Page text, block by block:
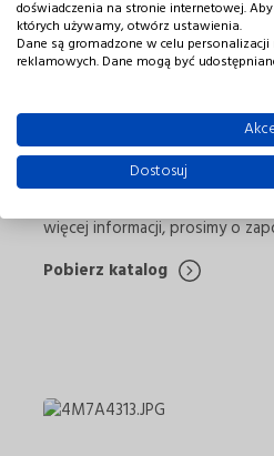
2023 rok będzie dla nas
Nasze nowe spojrzenie na
monterów i klientów
segmentów oświetlenia
parametrów oświetlenia.
Zapewniamy też wszystkich
więcej informacji, prosimy o
Pobierz katalog
doświadczenia na stronie internetowej.
których używamy, otwórz ustawienia.
Dane są gromadzone w celu
reklamowych. Dane mogą być
Dostosuj